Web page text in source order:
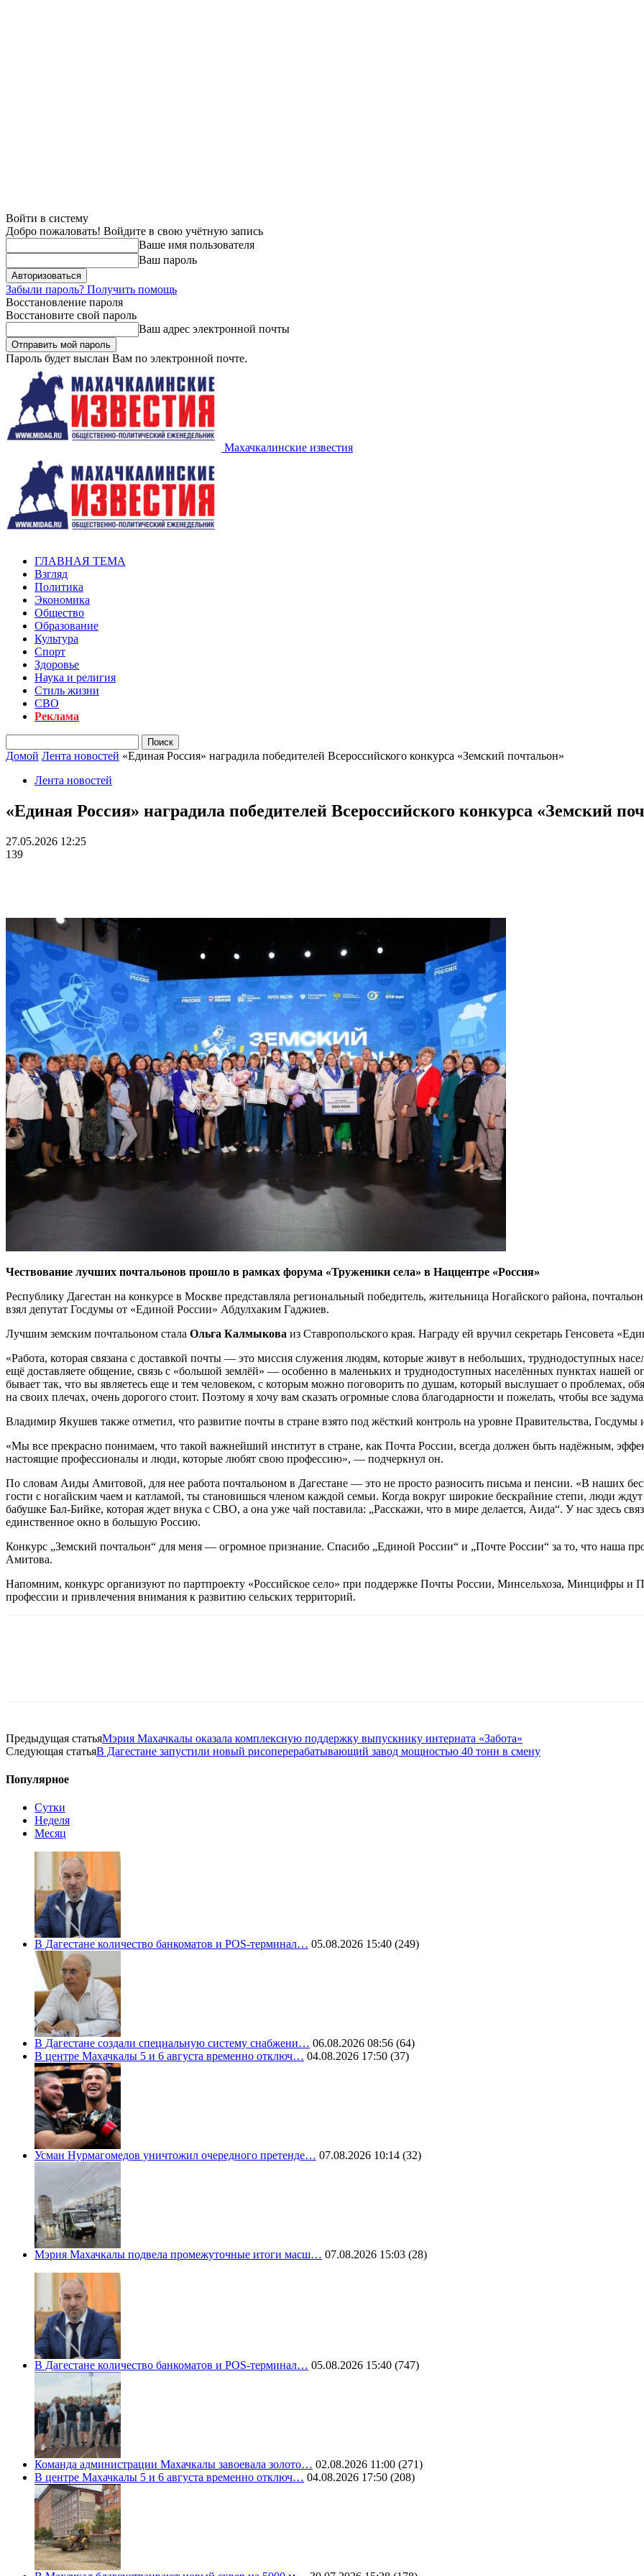
Войти в систему
Добро пожаловать! Войдите в свою учётную запись
Ваше имя пользователя
Ваш пароль
Забыли пароль? Получить помощь
Восстановление пароля
Восстановите свой пароль
Ваш адрес электронной почты
Пароль будет выслан Вам по электронной почте.
Махачкалинские известия
ГЛАВНАЯ ТЕМА
Взгляд
Политика
Экономика
Общество
Образование
Культура
Спорт
Здоровье
Наука и религия
Стиль жизни
СВО
Реклама
Домой Лента новостей «Единая Россия» наградила победителей Всероссийского конкурса «Земский почтальон»
Лента новостей
«Единая Россия» наградила победителей Всероссийского конкурса «Земский
27.05.2026 12:25
139
Чествование лучших почтальонов прошло в рамках форума «Труженики села» в Наццентре «Россия»
Республику Дагестан на конкурсе в Москве представляла региональный победитель, жительница Ногайского района,
взял депутат Госдумы от «Единой России» Абдулхаким Гаджиев.
Лучшим земским почтальоном стала Ольга Калмыкова из Ставропольского края. Награду ей вручил секретарь Генсовета
«Работа, которая связана с доставкой почты — это миссия служения людям, которые живут в небольших, труднодоступных
ещё доставляете общение, связь с «большой землёй» — особенно в маленьких и труднодоступных населённых пунктах
бывает так, что вы являетесь еще и тем человеком, с которым можно поговорить по душам, который выслушает о проблемах,
на своих плечах, очень дорогого стоит. Поэтому я хочу вам сказать огромные слова благодарности и пожелать, чтобы все
Владимир Якушев также отметил, что развитие почты в стране взято под жёсткий контроль на уровне Правительства,
«Мы все прекрасно понимаем, что такой важнейший институт в стране, как Почта России, всегда должен быть надёжным,
настоящие профессионалы и люди, которые любят свою профессию», — подчеркнул он.
По словам Аиды Амитовой, для нее работа почтальоном в Дагестане — это не просто разносить письма и пенсии. «В наших
гости с ногайским чаем и катламой, ты становишься членом каждой семьи. Когда вокруг широкие бескрайние степи, люди
бабушке Бал-Бийке, которая ждет внука с СВО, а она уже чай поставила: „Расскажи, что в мире делается, Аида“. У нас здесь
единственное окно в большую Россию.
Конкурс „Земский почтальон“ для меня — огромное признание. Спасибо „Единой России“ и „Почте России“ за то, что наша
Амитова.
Напомним, конкурс организуют по партпроекту «Российское село» при поддержке Почты России, Минсельхоза, Минцифры и
профессии и привлечения внимания к развитию сельских территорий.
Предыдущая статьяМэрия Махачкалы оказала комплексную поддержку выпускнику интерната «Забота»
Следующая статьяВ Дагестане запустили новый рисоперерабатывающий завод мощностью 40 тонн в смену
Популярное
Сутки
Неделя
Месяц
В Дагестане количество банкоматов и POS-терминал… 05.08.2026 15:40 (249)
В Дагестане создали специальную систему снабжени… 06.08.2026 08:56 (64)
В центре Махачкалы 5 и 6 августа временно отключ… 04.08.2026 17:50 (37)
Усман Нурмагомедов уничтожил очередного претенде… 07.08.2026 10:14 (32)
Мэрия Махачкалы подвела промежуточные итоги масш… 07.08.2026 15:03 (28)
В Дагестане количество банкоматов и POS-терминал… 05.08.2026 15:40 (747)
Команда администрации Махачкалы завоевала золото… 02.08.2026 11:00 (271)
В центре Махачкалы 5 и 6 августа временно отключ… 04.08.2026 17:50 (208)